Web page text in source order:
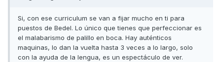
Si, con ese curriculum se van a fijar mucho en ti para
puestos de Bedel. Lo único que tienes que perfeccionar es
el malabarismo de palillo en boca. Hay auténticos
maquinas, lo dan la vuelta hasta 3 veces a lo largo, solo
con la ayuda de la lengua, es un espectáculo de ver.